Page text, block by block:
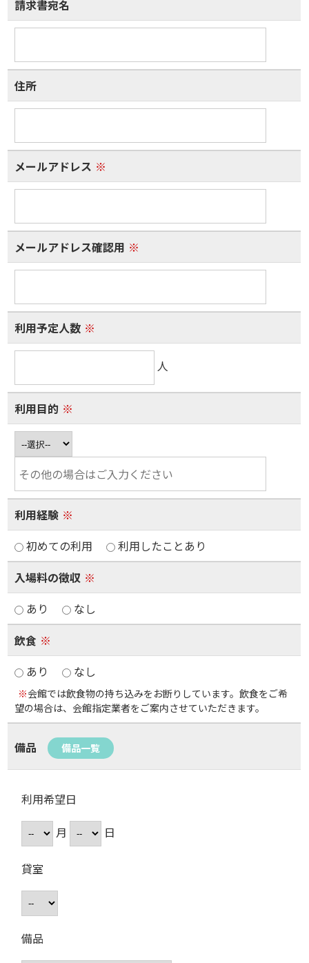
請求書宛名
住所
メールアドレス ※
メールアドレス確認用 ※
利用予定人数 ※
人
利用目的 ※
利用経験 ※
初めての利用
利用したことあり
入場料の徴収 ※
あり
なし
飲食 ※
あり
なし
※会館では飲食物の持ち込みをお断りしています。飲食をご希
望の場合は、会館指定業者をご案内させていただきます。
備品 備品一覧
利用希望日
月
日
貸室
備品